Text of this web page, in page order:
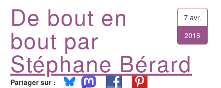
Plus
7 avr.
2016
De bout en
bout par
Stéphane Bérard
Partager sur :